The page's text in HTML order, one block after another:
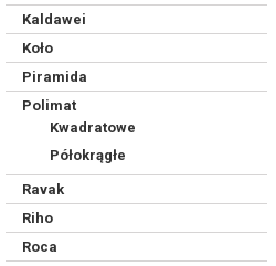
Kaldawei
Koło
Piramida
Polimat
Kwadratowe
Półokrągłe
Ravak
Riho
Roca